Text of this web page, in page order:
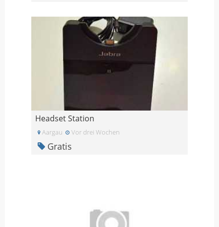
Headset Station
Aargau Vor drei Wochen
Gratis